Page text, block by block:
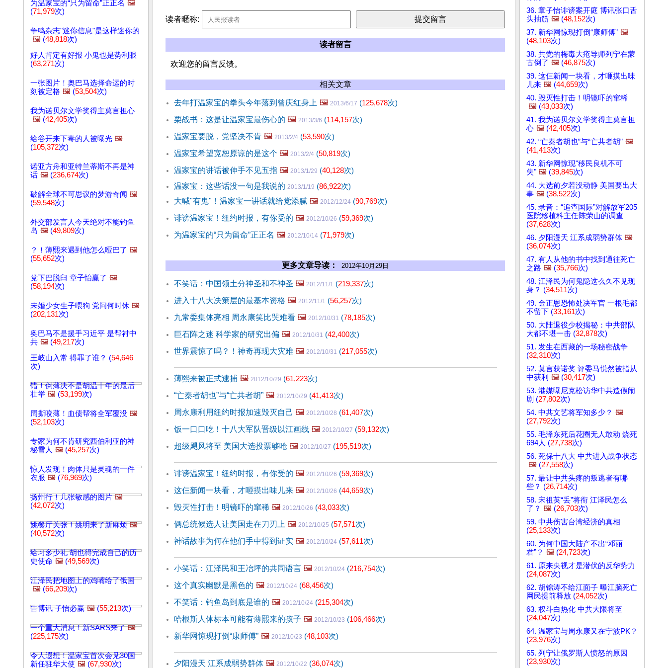
为温家宝的“只为留命”正正名 🖼️
(71,979次)
争鸣杂志"迷你信息"是这样迷你的
🖼️ (48,818次)
好人肯定有好报 小鬼也是势利眼
(63,271次)
一张图片！奥巴马选择命运的时
刻被定格 🖼️ (53,504次)
我为诺贝尔文学奖得主莫言担心
🖼️ (42,405次)
给谷开来下毒的人被曝光 🖼️
(105,372次)
诺亚方舟和亚特兰蒂斯不再是神
话 🖼️ (236,674次)
破解全球不可思议的梦游奇闻 🖼️
(59,548次)
外交部发言人今天绝对不能钓鱼
岛 🖼️ (49,809次)
？！薄熙来遇到他怎么哑巴了 🖼️
(55,652次)
党下巴脱臼 章子怡赢了 🖼️
(58,194次)
未婚少女生子喂狗 党问何时休 🖼️
(202,131次)
奥巴马不是援手习近平 是帮衬中
共 🖼️ (49,217次)
王岐山入常 得罪了谁？ (54,646
次)
错！倒薄决不是胡温十年的最后
壮举 🖼️ (53,199次)
周撕咬薄！血债帮将全军覆没 🖼️
(52,103次)
专家为何不肯研究西伯利亚的神
秘雪人 🖼️ (45,257次)
惊人发现！肉体只是灵魂的一件
衣服 🖼️ (76,969次)
扬州行！几张敏感的图片 🖼️
(42,072次)
姚餐厅关张！姚明来了新麻烦 🖼️
(40,572次)
给习多少礼 胡也得完成自己的历
史使命 🖼️ (49,569次)
江泽民把地图上的鸡嘴给了俄国
🖼️ (66,209次)
告博讯 子怡必赢 🖼️(55,213次)
一个重大消息！新SARS来了 🖼️
(225,175次)
令人遐想！温家宝首次会见30国
新任驻华大使 🖼️ (67,930次)
读者暱称:
读者留言
欢迎您的留言反馈。
相关文章
去年打温家宝的拳头今年落到曾庆红身上 🖼️ 2013/6/17 (125,678次)
栗战书：这是让温家宝最伤心的 🖼️ 2013/3/6 (114,157次)
温家宝要脱，党坚决不肯 🖼️ 2013/2/4 (53,590次)
温家宝希望宽恕原谅的是这个 🖼️ 2013/2/4 (50,819次)
温家宝的讲话被伸手不见五指 🖼️ 2013/1/29 (40,128次)
温家宝：这些话没一句是我说的 2013/1/19 (86,922次)
大喊"有鬼"！温家宝一讲话就给党添腻 🖼️ 2012/12/24 (90,769次)
诽谤温家宝！纽约时报，有你受的 🖼️ 2012/10/26 (59,369次)
为温家宝的“只为留命”正正名 🖼️ 2012/10/14 (71,979次)
更多文章导读： 2012年10月29日
不笑话：中国领土分神圣和不神圣 🖼️ 2012/11/1 (219,337次)
进入十八大决策层的最基本资格 🖼️ 2012/11/1 (56,257次)
九常委集体亮相 周永康笑比哭难看 🖼️ 2012/10/31 (78,185次)
巨石阵之迷 科学家的研究出偏 🖼️ 2012/10/31 (42,400次)
世界震惊了吗？！神奇再现大灾难 🖼️ 2012/10/31 (217,055次)
薄熙来被正式逮捕 🖼️ 2012/10/29 (61,223次)
“亡秦者胡也”与“亡共者胡” 🖼️ 2012/10/29 (41,413次)
周永康利用纽约时报加速毁灭自己 🖼️ 2012/10/28 (61,407次)
饭一口口吃！十八大军队晋级以江画线 🖼️ 2012/10/27 (59,132次)
超级飓风将至 美国大选投票够呛 🖼️ 2012/10/27 (195,519次)
诽谤温家宝！纽约时报，有你受的 🖼️ 2012/10/26 (59,369次)
这仨新闻一块看，才咂摸出味儿来 🖼️ 2012/10/26 (44,659次)
毁灭性打击！明镜吓的窜稀 🖼️ 2012/10/26 (43,033次)
俩总统候选人让美国走在刀刃上 🖼️ 2012/10/25 (57,571次)
神话故事为何在他们手中得到证实 🖼️ 2012/10/24 (57,611次)
小笑话：江泽民和王冶坪的共同语言 🖼️ 2012/10/24 (216,754次)
这个真实幽默是黑色的 🖼️ 2012/10/24 (68,456次)
不笑话：钓鱼岛到底是谁的 🖼️ 2012/10/24 (215,304次)
哈根斯人体标本可能有薄熙来的孩子 🖼️ 2012/10/23 (106,466次)
新华网惊现打倒“康师傅” 🖼️ 2012/10/23 (48,103次)
夕阳漫天 江系成弱势群体 🖼️ 2012/10/22 (36,074次)
36. 章子怡诽谤案开庭 博讯张口舌
头抽筋 🖼️ (48,152次)
37. 新华网惊现打倒“康师傅” 🖼️
(48,103次)
38. 共党的梅毒大疮导师列宁在蒙
古倒了 🖼️ (46,875次)
39. 这仨新闻一块看，才咂摸出味
儿来 🖼️ (44,659次)
40. 毁灭性打击！明镜吓的窜稀
🖼️ (43,033次)
41. 我为诺贝尔文学奖得主莫言担
心 🖼️ (42,405次)
42. “亡秦者胡也”与“亡共者胡” 🖼️
(41,413次)
43. 新华网惊现"移民良机不可
失" 🖼️ (39,845次)
44. 大选前夕若没动静 美国要出大
事 🖼️ (38,522次)
45. 录音：“追查国际”对解放军205
医院移植科主任陈荣山的调查
(37,628次)
46. 夕阳漫天 江系成弱势群体 🖼️
(36,074次)
47. 有人从他的书中找到通往死亡
之路 🖼️ (35,766次)
48. 江泽民为何鬼隐这么久不见现
身？ (34,511次)
49. 金正恩恐怖处决军官 一根毛都
不留下 (33,161次)
50. 大陆退役少校揭秘：中共部队
大都不堪一击 (32,878次)
51. 发生在西藏的一场秘密战争
(32,310次)
52. 莫言获诺奖 评委马悦然被指从
中获利 🖼️ (30,417次)
53. 港媒曝尼克松访华中共造假闹
剧 (27,802次)
54. 中共文艺将军知多少？ 🖼️
(27,792次)
55. 毛泽东死后花圈无人敢动 烧死
694人 (27,738次)
56. 死保十八大 中共进入战争状态
🖼️ (27,558次)
57. 最让中共头疼的叛逃者有哪
些？ (26,714次)
58. 宋祖英“丢”将衔 江泽民怎么
了？ 🖼️ (26,703次)
59. 中共伤害台湾经济的真相
(25,133次)
60. 为何中国大陆产不出“邓丽
君”？ 🖼️ (24,723次)
61. 原来央视才是潜伏的反华势力
(24,087次)
62. 胡锦涛不给江面子 曝江脑死亡
网民提前释放 (24,052次)
63. 权斗白热化 中共大限将至
(24,047次)
64. 温家宝与周永康又在宁波PK？
(23,976次)
65. 列宁让俄罗斯人愤怒的原因
(23,930次)